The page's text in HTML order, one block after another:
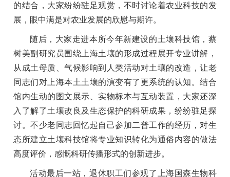
的结合，大家纷纷驻足观赏，不时讨论着农业科技的发
展，眼中满是对农业发展的欣慰与期许。
随后，大家走进本所今年新建设的土壤科技馆，蔡
树美副研究员围绕上海土壤的形成过程展开专业讲解，
从成土母质、气候影响到人类活动对土壤的改造，让老
同志们对上海本土土壤的演变有了更系统的认知。结合
馆内生动的图文展示、实物标本与互动装置，大家还深
入了解了土壤改良及生态保护的科研成果，纷纷驻足探
讨。不少老同志回忆起自己参加二普工作的经历，对生
态所建立土壤科技馆将专业知识转化为通俗内容的做法
高度评价，感慨科研传播形式的创新进步。
活动最后一站，退休职工们参观了上海国森生物科